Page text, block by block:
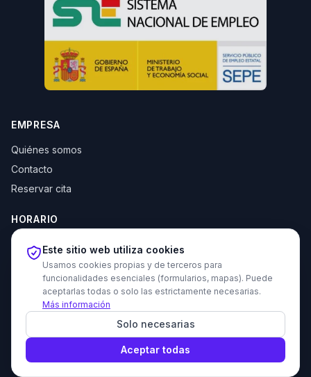
EMPRESA
Quiénes somos
Contacto
Reservar cita
HORARIO
Lun–Jue: 10:00–14:00 y 16:30–20:00
Vie: 10:00–14:00
© 2026 Tecni Estudio. Todos los derechos reservados.
Proyecto recomendado - Haz amigos nuevos gratis
Política de privacidad Política de cookies Aviso legal
Este sitio web utiliza cookies
Usamos cookies propias y de terceros para
funcionalidades esenciales (formularios, mapas). Puede
aceptarlas todas o solo las estrictamente necesarias.
Más información
Solo necesarias
Aceptar todas